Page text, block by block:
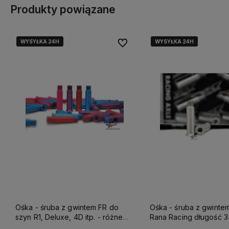
Produkty powiązane
WYSYŁKA 24H
WYSYŁKA 24H
Ośka - śruba z gwintem FR do
szyn R1, Deluxe, 4D itp. - różne
Do ulubionychWYSYŁKA 24H
WYSYŁKA 24H
Ośka - śruba z
Rana Racing długość